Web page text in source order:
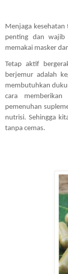
Menjaga kesehatan
penting dan wajib
memakai masker
Tetap aktif
berjemur adalah
membutuhkan
cara
pemenuhan
nutrisi. Sehingga
tanpa cemas.